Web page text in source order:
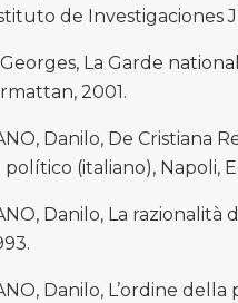
de Investigaciones
Georges, La Garde
2001.
Danilo, De Cristiana
(italiano), Napoli,
Danilo, La
Danilo, L’ordine